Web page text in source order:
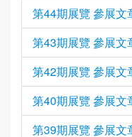
第44期展覽 參展文
第43期展覽 參展文
第42期展覽 參展文
第40期展覽 參展文
第39期展覽 參展文